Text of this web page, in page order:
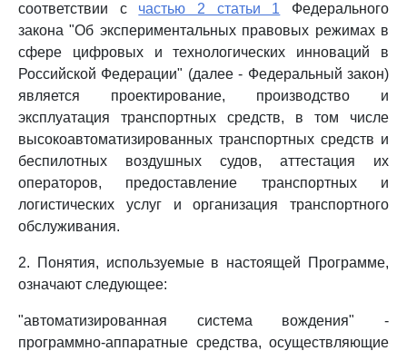
соответствии с частью 2 статьи 1 Федерального
закона "Об экспериментальных правовых режимах в
сфере цифровых и технологических инноваций в
Российской Федерации" (далее - Федеральный закон)
является проектирование, производство и
эксплуатация транспортных средств, в том числе
высокоавтоматизированных транспортных средств и
беспилотных воздушных судов, аттестация их
операторов, предоставление транспортных и
логистических услуг и организация транспортного
обслуживания.
2. Понятия, используемые в настоящей Программе,
означают следующее:
"автоматизированная система вождения" -
программно-аппаратные средства, осуществляющие